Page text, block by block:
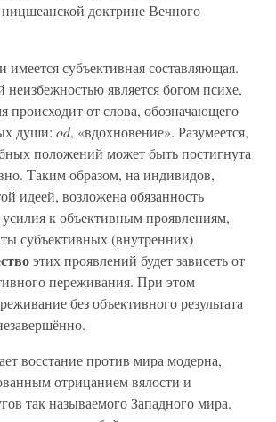
доктрине Вечного
имеется субъективная составляющая.
неизбежностью является богом психе,
происходит от слова, обозначающего
души: od, «вдохновение». Разумеется,
положений может быть постигнута
Таким образом, на индивидов,
идеей, возложена обязанность
усилия к объективным проявлениям,
субъективных (внутренних)
этих проявлений будет зависеть от
переживания. При этом
без объективного результата
восстание против мира модерна,
отрицанием вялости и
так называемого Западного мира.